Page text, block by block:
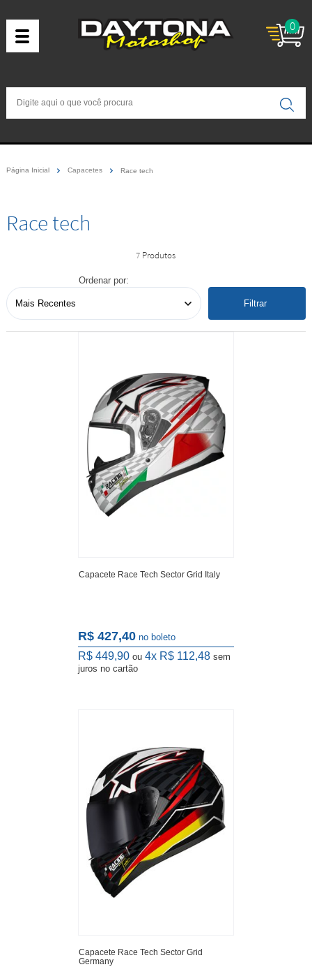
0
Página Inicial Capacetes Race tech
Race tech
7
Ordenar por:
Filtrar
Capacete Race Tech Sector Grid Italy
R$ 427,40 no boleto
R$ 449,90 ou 4x R$ 112,48 sem
juros no cartão
Capacete Race Tech Sector Grid
Germany